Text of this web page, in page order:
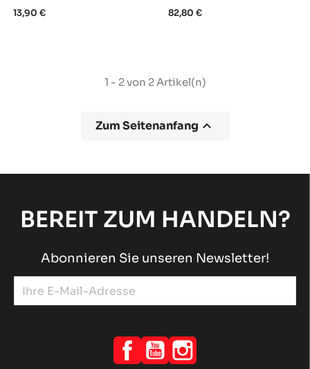
13,90 € 82,80 €
1 - 2 von 2 Artikel(n)
Zum Seitenanfang 
BEREIT ZUM HANDELN?
Abonnieren Sie unseren Newsletter!
Facebook
YouTube